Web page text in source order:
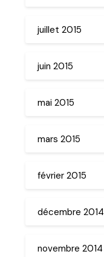
juillet 2015
juin 2015
mai 2015
mars 2015
février 2015
décembre 2014
novembre 2014